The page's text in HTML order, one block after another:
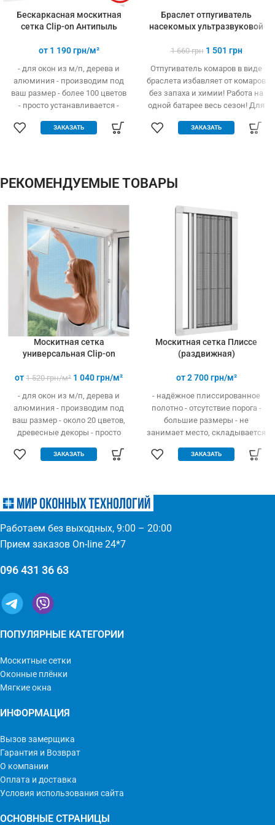
Бескаркасная москитная
сетка Clip-on Антипыль
от 1 190грн/м²
- для окон из м/п, дерева и
алюминия - производим под
ваш размер - более 100 цветов
- просто устанавливается -
дешевле аналогов при явных
размеры: треугольник,
трапеция - проста в установке
(инструмент не нужен)
ЗАКАЗАТЬ
Браслет отпугиватель
насекомых ультразвуковой
1 660грн 1 501 грн
Отпугиватель комаров в виде
браслета избавляет от комаров
без запаха и химии! Работа на
одной батарее весь сезон! Для
ЗАКАЗАТЬ
РЕКОМЕНДУЕМЫЕ ТОВАРЫ
Москитная сетка
универсальная Clip-on
от 1 520грн/м² 1 040грн/м²
- для окон из м/п, дерева и
алюминия - производим под
ваш размер - около 20 цветов,
древесные декоры - просто
одевается и снимается -
ломается - любые формы и
трапеция - проста в установке
(инструмент не нужен)
ЗАКАЗАТЬ
Москитная сетка Плиссе
(раздвижная)
от 2 700грн/м²
- надёжное плиссированное
полотно - отсутствие порога -
большие размеры - не
занимает место, складывается
и в бок - высокая прочность и
простое управление
(автоматическое выдвижение)
- широкий выбор цвета по
ЗАКАЗАТЬ
Работаем без выходных, 9:00 – 20:00
Прием заказов On-line 24*7
096 431 36 63
ПОПУЛЯРНЫЕ КАТЕГОРИИ
Москитные сетки
Оконные плёнки
Мягкие окна
ИНФОРМАЦИЯ
Вызов замерщика
Гарантия и Возврат
О компании
Оплата и доставка
Условия использования сайта
ОСНОВНЫЕ СТРАНИЦЫ